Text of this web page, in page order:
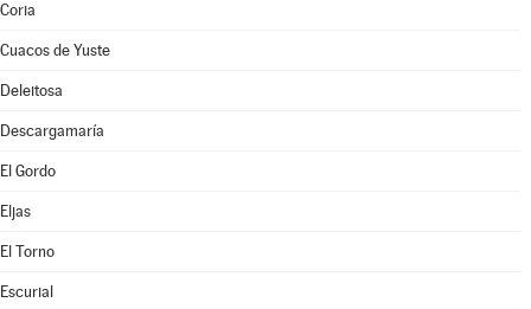
Coria
Cuacos de Yuste
Deleitosa
Descargamaría
El Gordo
Eljas
El Torno
Escurial